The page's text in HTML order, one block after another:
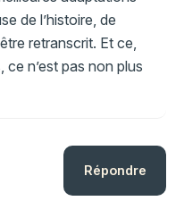
de l’histoire, de
retranscrit. Et ce,
n’est pas non plus
Répondre